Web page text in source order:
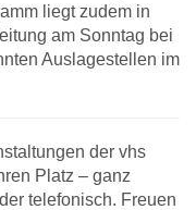
liegt zudem in
am Sonntag bei
Auslagestellen im
der vhs
Platz – ganz
telefonisch. Freuen